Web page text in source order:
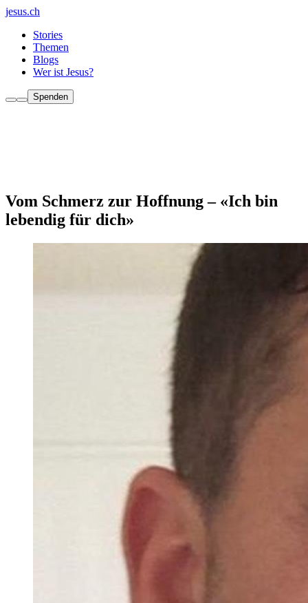
jesus.ch
Stories
Themen
Blogs
Wer ist Jesus?
Spenden
Vom Schmerz zur Hoffnung – «Ich bin
lebendig für dich»